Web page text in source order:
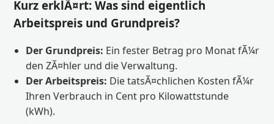
Kurz erklÃ¤rt: Was sind eigentlich
Arbeitspreis und Grundpreis?
Der Grundpreis: Ein fester Betrag pro Monat fÃ¼r
den ZÃ¤hler und die Verwaltung.
Der Arbeitspreis: Die tatsÃ¤chlichen Kosten fÃ¼r
Ihren Verbrauch in Cent pro Kilowattstunde
(kWh).